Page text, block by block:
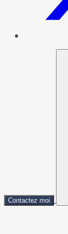
Contactez moi